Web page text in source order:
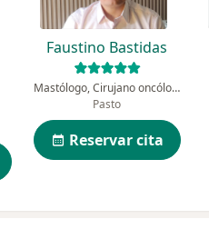
Faustino Bastidas
Mastólogo, Cirujano oncólogo
Pasto
Reservar cita